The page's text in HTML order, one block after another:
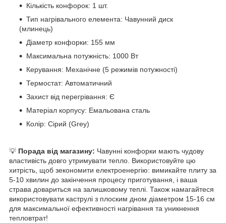
Кількість конфорок: 1 шт.
Тип нагрівального елемента: Чавунний диск
(млинець)
Діаметр конфорки: 155 мм
Максимальна потужність: 1000 Вт
Керування: Механічне (5 режимів потужності)
Термостат: Автоматичний
Захист від перегрівання: Є
Матеріал корпусу: Емальована сталь
Колір: Сірий (Grey)
💡 Порада від магазину: Чавунні конфорки мають чудову
властивість довго утримувати тепло. Використовуйте цю
хитрість, щоб зекономити електроенергію: вимикайте плиту за
5-10 хвилин до закінчення процесу приготування, і ваша
страва довариться на залишковому теплі. Також намагайтеся
використовувати каструлі з плоским дном діаметром 15-16 см
для максимальної ефективності нагрівання та уникнення
тепловтрат!